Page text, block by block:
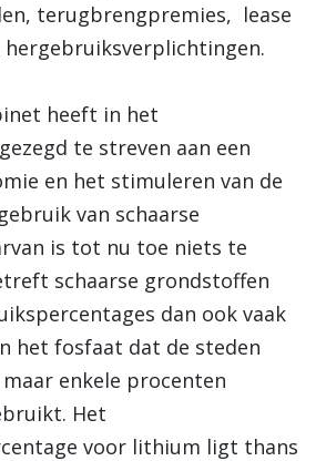
terugbrengpremies, lease
heeft in het
te streven aan een
en het stimuleren van de
van schaarse
is tot nu toe niets te
schaarse grondstoffen
dan ook vaak
het fosfaat dat de steden
enkele procenten
Het
voor lithium ligt thans